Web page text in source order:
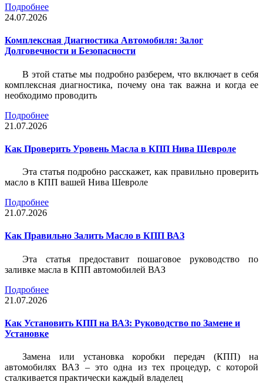
Подробнее
24.07.2026
Комплексная Диагностика Автомобиля: Залог
Долговечности и Безопасности
В этой статье мы подробно разберем, что включает в себя
комплексная диагностика, почему она так важна и когда ее
необходимо проводить
Подробнее
21.07.2026
Как Проверить Уровень Масла в КПП Нива Шевроле
Эта статья подробно расскажет, как правильно проверить
масло в КПП вашей Нива Шевроле
Подробнее
21.07.2026
Как Правильно Залить Масло в КПП ВАЗ
Эта статья предоставит пошаговое руководство по
заливке масла в КПП автомобилей ВАЗ
Подробнее
21.07.2026
Как Установить КПП на ВАЗ: Руководство по Замене и
Установке
Замена или установка коробки передач (КПП) на
автомобилях ВАЗ – это одна из тех процедур, с которой
сталкивается практически каждый владелец